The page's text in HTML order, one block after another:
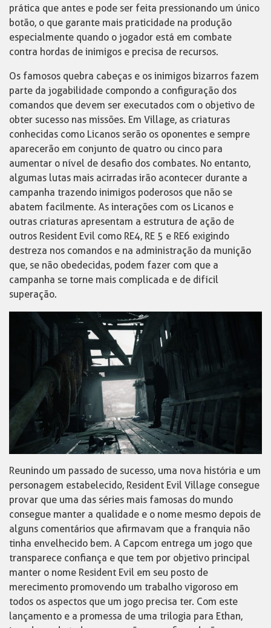
prática que antes e pode ser feita pressionando um único
botão, o que garante mais praticidade na produção
especialmente quando o jogador está em combate
contra hordas de inimigos e precisa de recursos.
Os famosos quebra cabeças e os inimigos bizarros fazem
parte da jogabilidade compondo a configuração dos
comandos que devem ser executados com o objetivo de
obter sucesso nas missões. Em Village, as criaturas
conhecidas como Licanos serão os oponentes e sempre
aparecerão em conjunto de quatro ou cinco para
aumentar o nível de desafio dos combates. No entanto,
algumas lutas mais acirradas irão acontecer durante a
campanha trazendo inimigos poderosos que não se
abatem facilmente. As interações com os Licanos e
outras criaturas apresentam a estrutura de ação de
outros Resident Evil como RE4, RE 5 e RE6 exigindo
destreza nos comandos e na administração da munição
que, se não obedecidas, podem fazer com que a
campanha se torne mais complicada e de difícil
superação.
Reunindo um passado de sucesso, uma nova história e um
personagem estabelecido, Resident Evil Village consegue
provar que uma das séries mais famosas do mundo
consegue manter a qualidade e o nome mesmo depois de
alguns comentários que afirmavam que a franquia não
tinha envelhecido bem. A Capcom entrega um jogo que
transparece confiança e que tem por objetivo principal
manter o nome Resident Evil em seu posto de
merecimento promovendo um trabalho vigoroso em
todos os aspectos que um jogo precisa ter. Com este
lançamento e a promessa de uma trilogia para Ethan,